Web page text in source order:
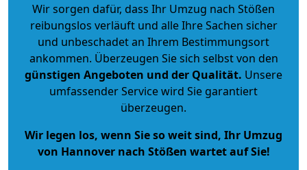
Wir sorgen dafür, dass Ihr Umzug nach Stößen
reibungslos verläuft und alle Ihre Sachen sicher
und unbeschadet an Ihrem Bestimmungsort
ankommen. Überzeugen Sie sich selbst von den
günstigen Angeboten und der Qualität. Unsere
umfassender Service wird Sie garantiert
überzeugen.
Wir legen los, wenn Sie so weit sind, Ihr Umzug
von Hannover nach Stößen wartet auf Sie!